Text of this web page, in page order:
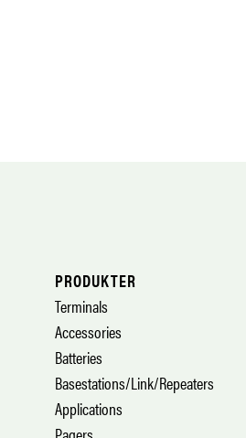
PRODUKTER
Terminals
Accessories
Batteries
Basestations/Link/Repeaters
Applications